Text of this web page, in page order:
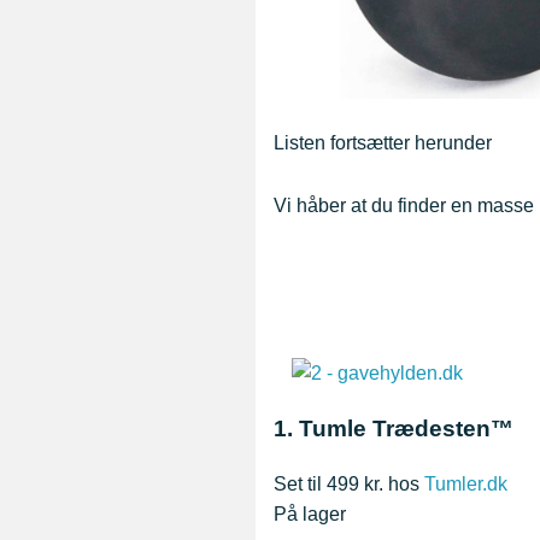
Listen fortsætter herunder
Vi håber at du finder en
1. Tumle Trædesten™
Set til 499 kr. hos Tumler.dk
På lager